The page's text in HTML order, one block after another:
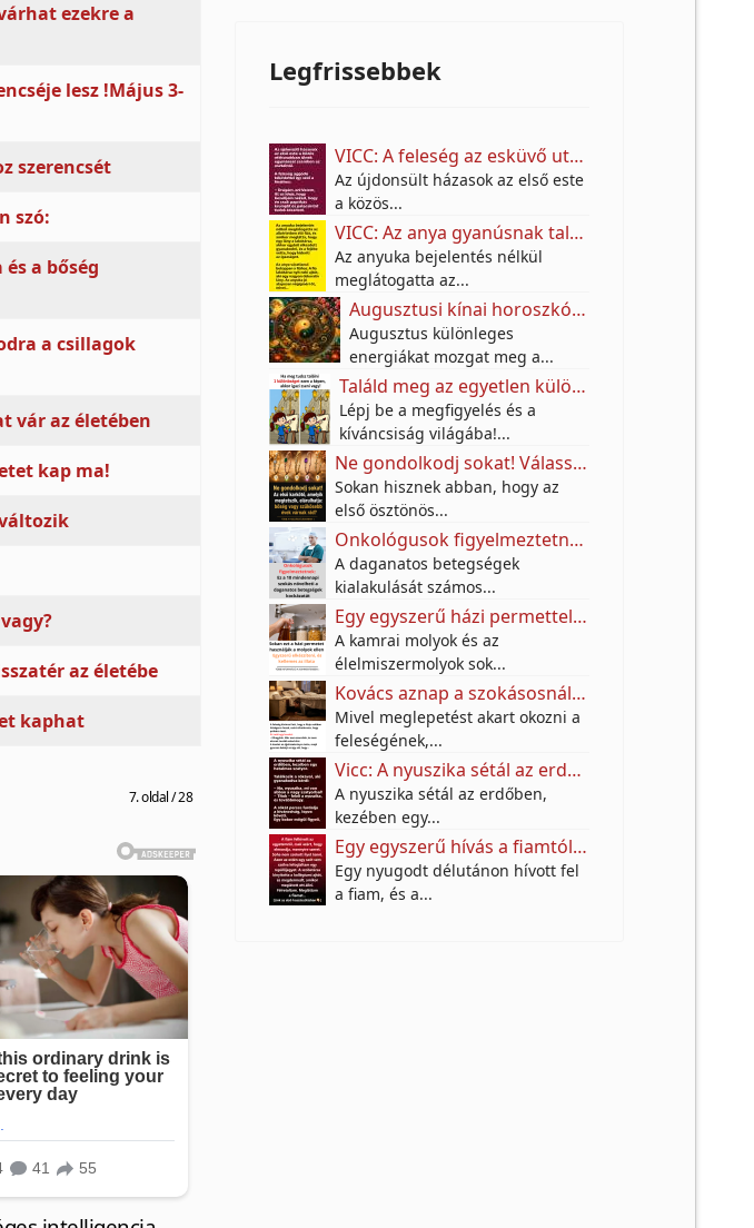
ezekre a
lesz !Május 3-
szerencsét
szó:
a bőség
a csillagok
vár az életében
kap ma!
az életébe
kaphat
7. oldal / 28
Legfrissebbek
VICC: A feleség az esküvő után színt vall a férjének.
Az újdonsült házasok az első este
a közös...
VICC: Az anya gyanúsnak találta a fia lakótársát.
Az anyuka bejelentés nélkül
meglátogatta az...
Augusztusi kínai horoszkóp: ezeknek a jegyeknek nagy fordulatot hozhat a hónap
Augusztus különleges
energiákat mozgat meg a...
Találd meg az egyetlen különbséget az utcai festő képén – a legtöbben nem veszik észre!
Lépj be a megfigyelés és a
kíváncsiság világába!...
Ne gondolkodj sokat! Válassz egy karkötőt, és tudd meg, milyen anyagi jövő várhat rád a következő 10 évben!
Sokan hisznek abban, hogy az
első ösztönös...
Onkológusok figyelmeztetnek: Ez a 10 mindennapi szokás növelheti a daganatos betegségek kockázatát
A daganatos betegségek
kialakulását számos...
Egy egyszerű házi permettel próbálják távol tartani a molyokat – A titok egy jól ismert fűszerben rejlik
A kamrai molyok és az
élelmiszermolyok sok...
Kovács aznap a szokásosnál jóval korábban végzett a munkában.
Mivel meglepetést akart okozni a
feleségének,...
Vicc: A nyuszika sétál az erdőben, kezében egy hatalmas szatyor.
A nyuszika sétál az erdőben,
kezében egy...
Egy egyszerű hívás a fiamtól arra késztetett, hogy meglátogassam, és többet jelentett, mint hittem
Egy nyugodt délutánon hívott fel
a fiam, és a...